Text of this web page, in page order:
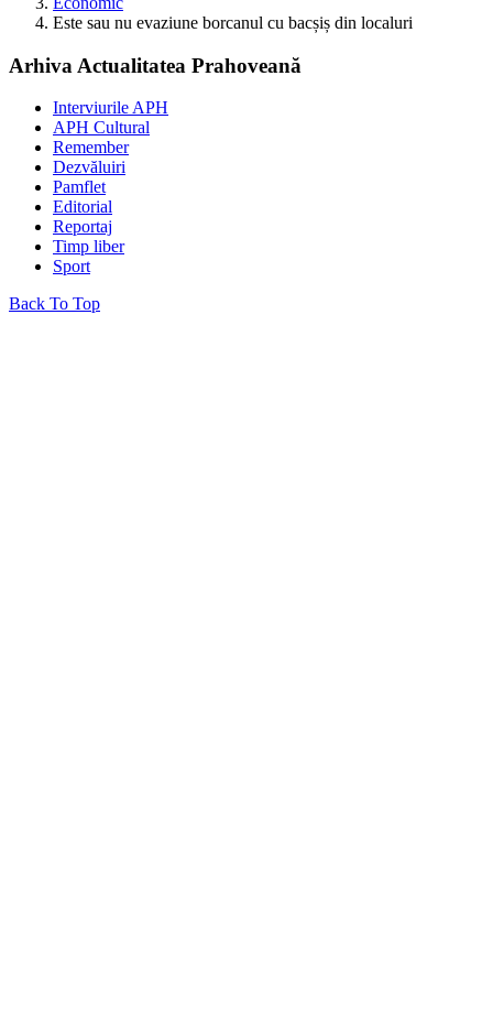
Este sau nu evaziune borcanul cu bacșiș din localuri
Arhiva Actualitatea Prahoveană
Interviurile APH
APH Cultural
Remember
Dezvăluiri
Pamflet
Editorial
Reportaj
Timp liber
Sport
Back To Top